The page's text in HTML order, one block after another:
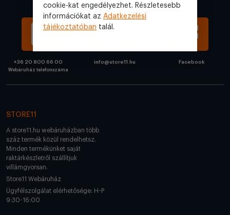
+36 20 800 66 00
Webáruház telefonszáma
info@store11.hu Facebook
STORE11
A store11.hu webáruházban több
száz termék közül rendelhetsz.
Minden termékünket saját
raktárkészletről szállítjuk
villámgyorsan.
Store11 Webáruház
Ügyfélszolgálat elérhetősége: H-P
9:30-16:00
cookie-kat engedélyezhet. Részletesebb
információkat az Adatkezelési
tájékoztatóban talál.